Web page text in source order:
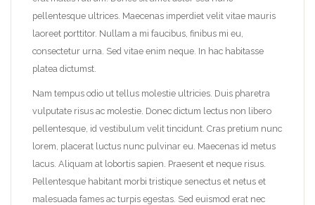
pellentesque ultrices. Maecenas imperdiet velit vitae mauris
laoreet porttitor. Nullam a mi faucibus, finibus mi eu,
consectetur urna. Sed vitae enim neque. In hac habitasse
platea dictumst.
Nam tempus odio ut tellus molestie ultricies. Duis pharetra
vulputate risus ac molestie. Donec dictum lectus non libero
pellentesque, id vestibulum velit tincidunt. Cras pretium nunc
lorem, placerat luctus nunc pulvinar eu. Maecenas id metus
lacus. Aliquam at lobortis sapien. Praesent et neque risus.
Pellentesque habitant morbi tristique senectus et netus et
malesuada fames ac turpis egestas. Sed euismod erat nec